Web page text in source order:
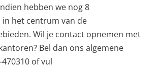
hebben we nog 8
het centrum van de
Wil je contact opnemen met
Bel dan ons algemene
of vul